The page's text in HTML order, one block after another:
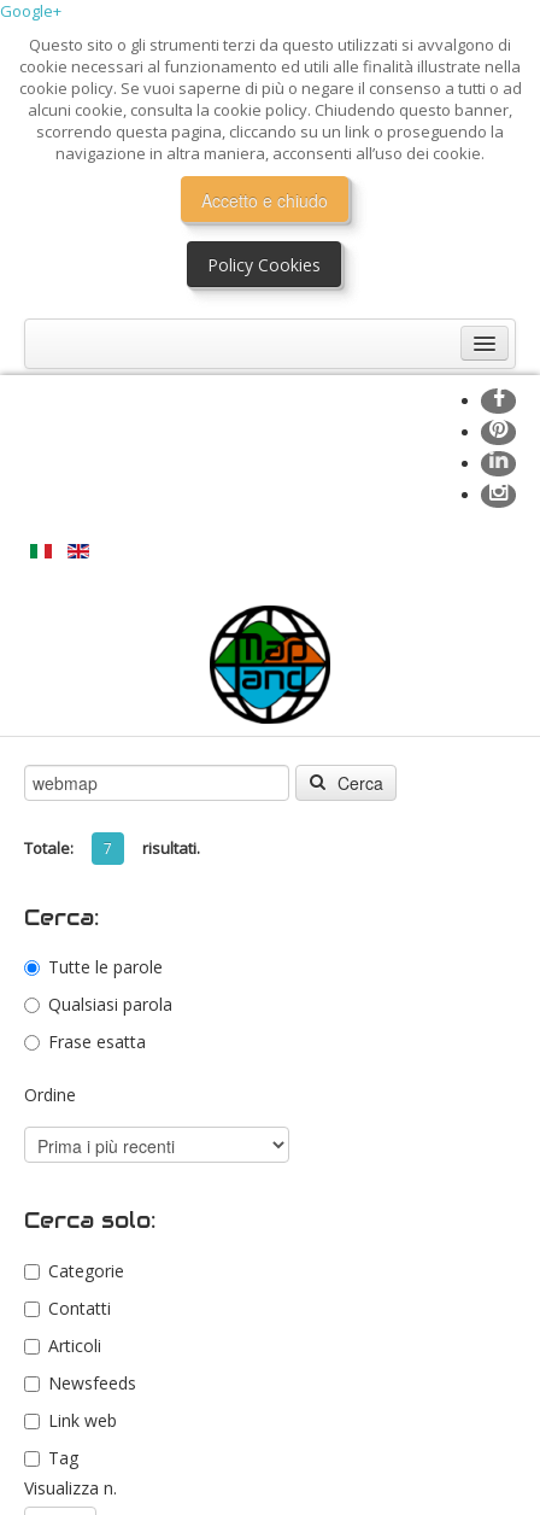
Google+
Questo sito o gli strumenti terzi da questo utilizzati si avvalgono di
cookie necessari al funzionamento ed utili alle finalità illustrate nella
cookie policy. Se vuoi saperne di più o negare il consenso a tutti o ad
alcuni cookie, consulta la cookie policy. Chiudendo questo banner,
scorrendo questa pagina, cliccando su un link o proseguendo la
navigazione in altra maniera, acconsenti all’uso dei cookie.
Accetto e chiudo
Policy Cookies
Cerca
Totale: 7 risultati.
Cerca:
Tutte le parole
Qualsiasi parola
Frase esatta
Ordine
Cerca solo:
Categorie
Contatti
Articoli
Newsfeeds
Link web
Tag
Visualizza n.